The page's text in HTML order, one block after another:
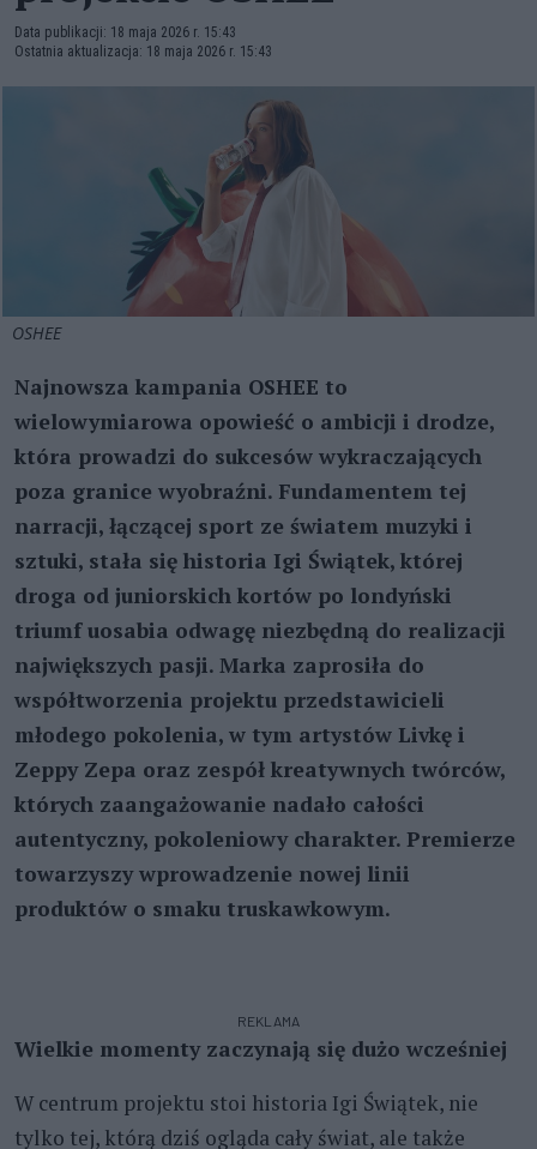
Data publikacji: 18 maja 2026 r. 15:43
Ostatnia aktualizacja: 18 maja 2026 r. 15:43
OSHEE
Najnowsza kampania OSHEE to
wielowymiarowa opowieść o ambicji i drodze,
która prowadzi do sukcesów wykraczających
poza granice wyobraźni. Fundamentem tej
narracji, łączącej sport ze światem muzyki i
sztuki, stała się historia Igi Świątek, której
droga od juniorskich kortów po londyński
triumf uosabia odwagę niezbędną do realizacji
największych pasji. Marka zaprosiła do
współtworzenia projektu przedstawicieli
młodego pokolenia, w tym artystów Livkę i
Zeppy Zepa oraz zespół kreatywnych twórców,
których zaangażowanie nadało całości
autentyczny, pokoleniowy charakter. Premierze
towarzyszy wprowadzenie nowej linii
produktów o smaku truskawkowym.
REKLAMA
Wielkie momenty zaczynają się dużo wcześniej
W centrum projektu stoi historia Igi Świątek, nie
tylko tej, którą dziś ogląda cały świat, ale także